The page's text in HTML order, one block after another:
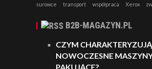
surowce
transport współpraca Xerox
B2B-MAGAZYN.PL
CZYM CHARAKTERYZUJĄ
NOWOCZESNE
PAKUJĄCE?